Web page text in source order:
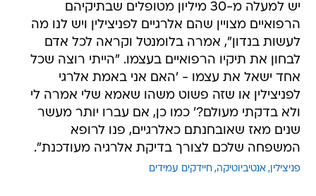
יש למעלה מ-30 מיליון מטופלים שבתיקיהם
הרפואיים מצויין שהם אלרגיים לפניצילין ויש לנו מה
לעשות בנדון", אמרה בלומנטל וקראה לכל אדם
לבחון את תיקיו הרפואיים בעצמו. "הייתי רוצה שכל
אחד ישאל את עצמו - 'האם אני באמת אלרגי
לפניצילין או שזה פשוט משהו שאמא שלי אמרה לי
ולא בדקתי מעולם?' כמו כן, אם עברו יותר מעשר
שנים מאז שאובחנתם כאלרגיים, פנו לרופא
המשפחה שלכם לצורך בדיקת אלרגיה מעודכנת".
פניצילין אנטיביוטיקה חיידקים עמידים